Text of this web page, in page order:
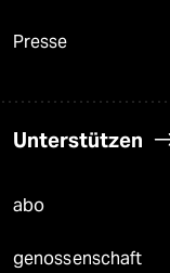
Presse
Unterstützen
abo
genossenschaft